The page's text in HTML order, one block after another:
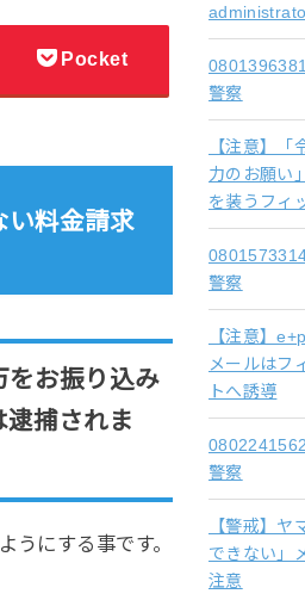
Pocket
い料金請求
をお振り込み
捕されま
うにする事です。
警察
【注意】
力のお願い
を装うフィ
警察
【注意】
メールはフ
トへ誘導
警察
【警戒】
できない」
注意